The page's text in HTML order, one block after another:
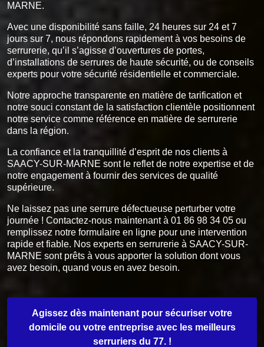
MARNE.
Avec une disponibilité sans faille, 24 heures sur 24 et 7
jours sur 7, nous répondons rapidement à vos besoins de
serrurerie, qu’il s’agisse d’ouvertures de portes,
d’installations de serrures de haute sécurité, ou de conseils
experts pour votre sécurité résidentielle et commerciale.
Notre approche transparente en matière de tarification et
notre souci constant de la satisfaction clientèle positionnent
notre service comme référence en matière de serrurerie
dans la région.
La confiance et la tranquillité d’esprit de nos clients à
SAACY-SUR-MARNE sont le reflet de notre expertise et de
notre engagement à fournir des services de qualité
supérieure.
Ne laissez pas une serrure défectueuse perturber votre
journée ! Contactez-nous maintenant à 01 86 98 34 05 ou
remplissez notre formulaire en ligne pour une intervention
rapide et fiable. Nos experts en serrurerie à SAACY-SUR-
MARNE sont prêts à vous apporter la solution dont vous
avez besoin, quand vous en avez besoin.
Agissez dès maintenant pour sécuriser votre
domicile ou votre entreprise avec les meilleurs
serruriers du 77. !